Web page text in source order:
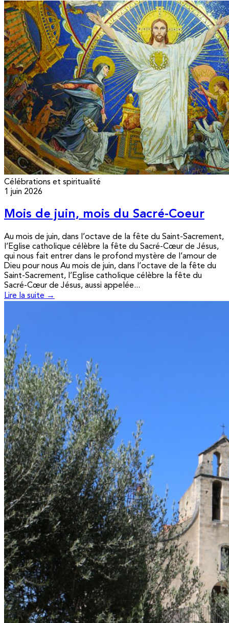
Célébrations et spiritualité
1 juin 2026
Mois de juin, mois du Sacré-Coeur
Au mois de juin, dans l’octave de la fête du Saint-Sacrement,
l’Eglise catholique célèbre la fête du Sacré-Cœur de Jésus,
qui nous fait entrer dans le profond mystère de l’amour de
Dieu pour nous Au mois de juin, dans l’octave de la fête du
Saint-Sacrement, l’Eglise catholique célèbre la fête du
Sacré-Cœur de Jésus, aussi appelée...
Lire la suite →